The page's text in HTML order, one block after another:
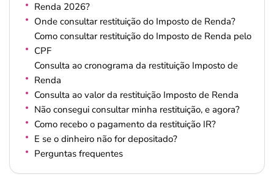
Renda 2026?
Onde consultar restituição do Imposto de Renda?
Como consultar restituição do Imposto de Renda pelo
CPF
Consulta ao cronograma da restituição Imposto de
Renda
Consulta ao valor da restituição Imposto de Renda
Não consegui consultar minha restituição, e agora?
Como recebo o pagamento da restituição IR?
E se o dinheiro não for depositado?
Perguntas frequentes